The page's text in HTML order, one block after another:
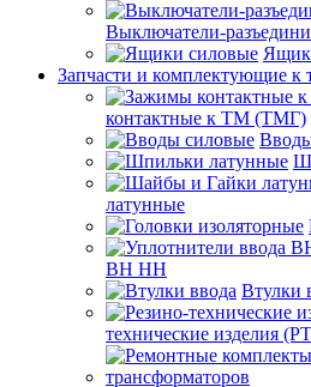
Выключатели-
Запчасти и комплектующие к
контактные к ТМ (ТМГ)
латунные
ВН НН
Втулки
технические изделия